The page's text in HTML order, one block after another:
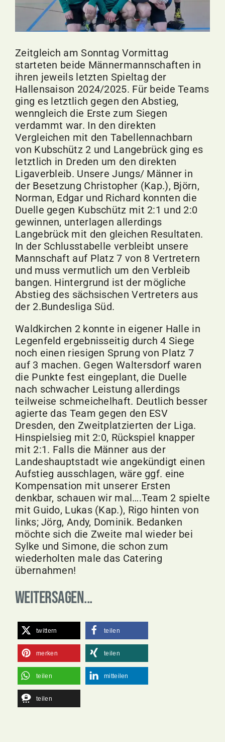
Zeitgleich am Sonntag Vormittag
starteten beide Männermannschaften in
ihren jeweils letzten Spieltag der
Hallensaison 2024/2025. Für beide Teams
ging es letztlich gegen den Abstieg,
wenngleich die Erste zum Siegen
verdammt war. In den direkten
Vergleichen mit den Tabellennachbarn
von Kubschütz 2 und Langebrück ging es
letztlich in Dreden um den direkten
Ligaverbleib. Unsere Jungs/ Männer in
der Besetzung Christopher (Kap.), Björn,
Norman, Edgar und Richard konnten die
Duelle gegen Kubschütz mit 2:1 und 2:0
gewinnen, unterlagen allerdings
Langebrück mit den gleichen Resultaten.
In der Schlusstabelle verbleibt unsere
Mannschaft auf Platz 7 von 8 Vertretern
und muss vermutlich um den Verbleib
bangen. Hintergrund ist der mögliche
Abstieg des sächsischen Vertreters aus
der 2.Bundesliga Süd.
Waldkirchen 2 konnte in eigener Halle in
Legenfeld ergebnisseitig durch 4 Siege
noch einen riesigen Sprung von Platz 7
auf 3 machen. Gegen Waltersdorf waren
die Punkte fest eingeplant, die Duelle
nach schwacher Leistung allerdings
teilweise schmeichelhaft. Deutlich besser
agierte das Team gegen den ESV
Dresden, den Zweitplatzierten der Liga.
Hinspielsieg mit 2:0, Rückspiel knapper
mit 2:1. Falls die Männer aus der
Landeshauptstadt wie angekündigt einen
Aufstieg ausschlagen, wäre ggf. eine
Kompensation mit unserer Ersten
denkbar, schauen wir mal….Team 2 spielte
mit Guido, Lukas (Kap.), Rigo hinten von
links; Jörg, Andy, Dominik. Bedanken
möchte sich die Zweite mal wieder bei
Sylke und Simone, die schon zum
wiederholten male das Catering
übernahmen!
Weitersagen...
twittern teilen
merken teilen
teilen mitteilen
teilen